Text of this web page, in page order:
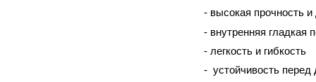
- высокая прочность
- внутренняя гладкая
- легкость и гибкость
- устойчивость перед